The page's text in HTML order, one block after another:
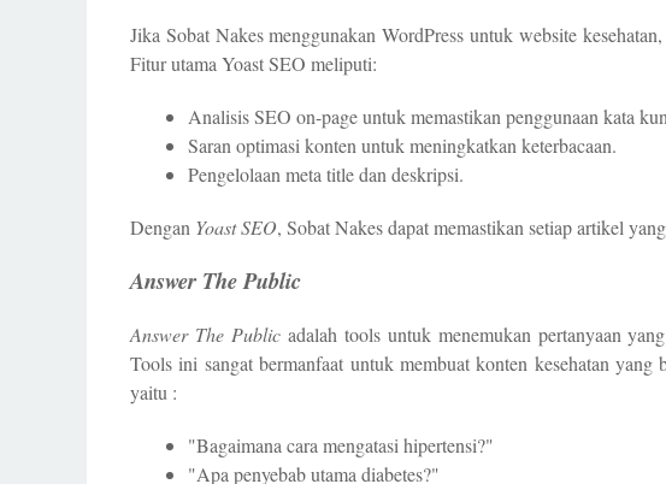
Jika Sobat Nakes menggunakan WordPress untuk website kesehatan,
Fitur utama Yoast SEO meliputi:
Analisis SEO on-page untuk memastikan penggunaan kata
Saran optimasi konten untuk meningkatkan keterbacaan.
Pengelolaan meta title dan deskripsi.
Dengan Yoast SEO, Sobat Nakes dapat memastikan setiap artikel
Answer The Public
Answer The Public adalah tools untuk menemukan pertanyaan
Tools ini sangat bermanfaat untuk membuat konten kesehatan yang
yaitu :
"Bagaimana cara mengatasi hipertensi?"
"Apa penyebab utama diabetes?"